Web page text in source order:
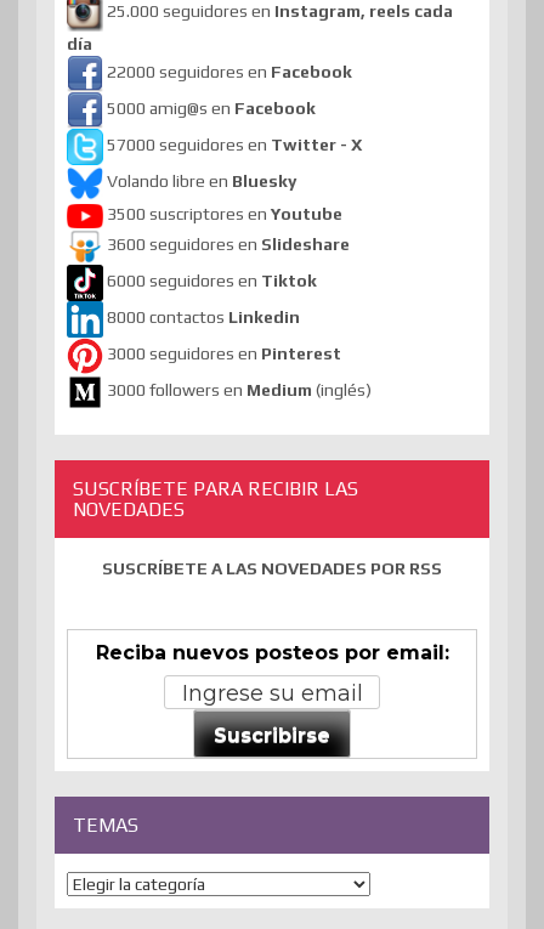
25.000 seguidores en Instagram, reels cada
día
22000 seguidores en Facebook
5000 amig@s en Facebook
57000 seguidores en Twitter - X
Volando libre en Bluesky
3500 suscriptores en Youtube
3600 seguidores en Slideshare
6000 seguidores en Tiktok
8000 contactos Linkedin
3000 seguidores en Pinterest
3000 followers en Medium (inglés)
SUSCRÍBETE PARA RECIBIR LAS
NOVEDADES
SUSCRÍBETE A LAS NOVEDADES POR RSS
Reciba nuevos posteos por email:
Suscribirse
TEMAS
Temas